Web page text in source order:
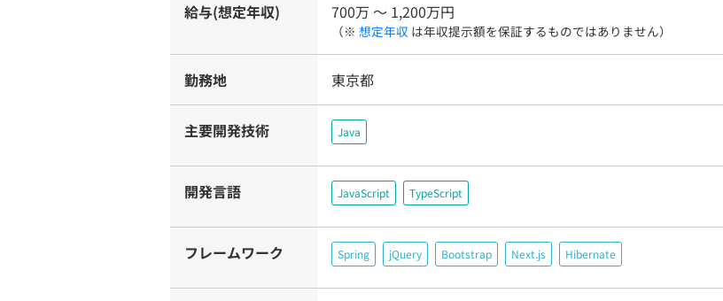
給与(想定年収) 700万 〜 1,200万円
（※ 想定年収 は年収提示額を保証するものではありません）
勤務地 東京都
主要開発技術 Java
開発言語 JavaScript TypeScript
フレームワーク Spring jQuery Bootstrap Next.js Hibernate